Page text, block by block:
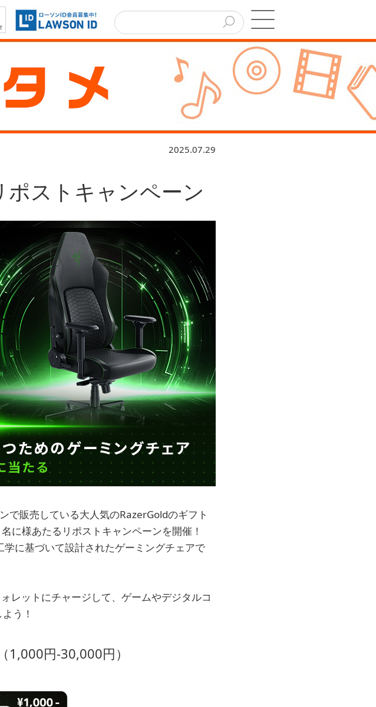
2025.07.29
ストキャンペーン
で販売している大人気のRazerGoldのギフト
に様あたるリポストキャンペーンを開催！
に基づいて設計されたゲーミングチェアで
レットにチャージして、ゲームやデジタルコ
う！
円-30,000円）